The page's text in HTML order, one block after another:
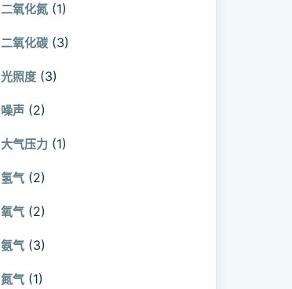
二氧化氮 (1)
二氧化碳 (3)
光照度 (3)
噪声 (2)
大气压力 (1)
氢气 (2)
氧气 (2)
氨气 (3)
氮气 (1)